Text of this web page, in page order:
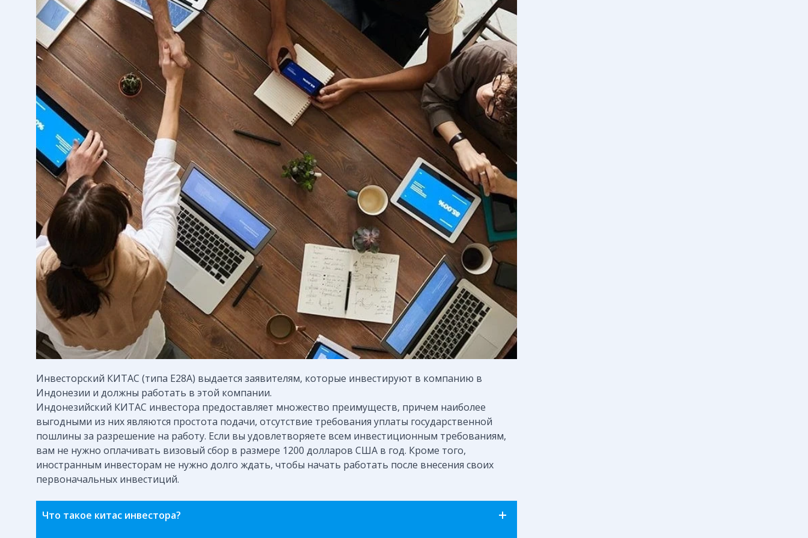
Инвесторский КИТАС (типа E28A) выдается заявителям, которые инвестируют в компанию в
Индонезии и должны работать в этой компании.
Индонезийский КИТАС инвестора предоставляет множество преимуществ, причем наиболее
выгодными из них являются простота подачи, отсутствие требования уплаты государственной
пошлины за разрешение на работу. Если вы удовлетворяете всем инвестиционным требованиям,
вам не нужно оплачивать визовый сбор в размере 1200 долларов США в год. Кроме того,
иностранным инвесторам не нужно долго ждать, чтобы начать работать после внесения своих
первоначальных инвестиций.
Что такое китас инвестора?